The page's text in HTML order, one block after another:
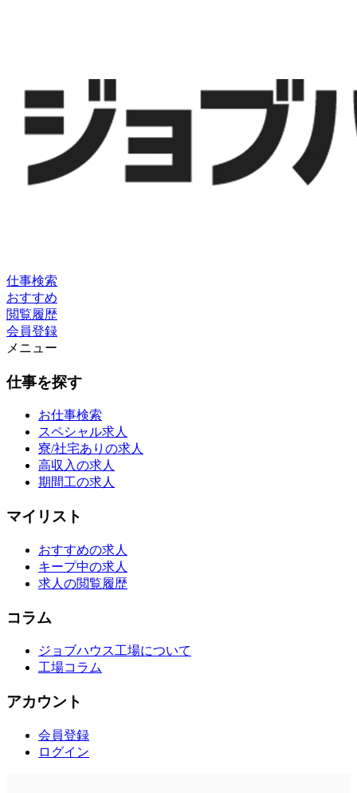
仕事検索
おすすめ
閲覧履歴
会員登録
メニュー
仕事を探す
お仕事検索
スペシャル求人
寮/社宅ありの求人
高収入の求人
期間工の求人
マイリスト
おすすめの求人
キープ中の求人
求人の閲覧履歴
コラム
ジョブハウス工場について
工場コラム
アカウント
会員登録
ログイン